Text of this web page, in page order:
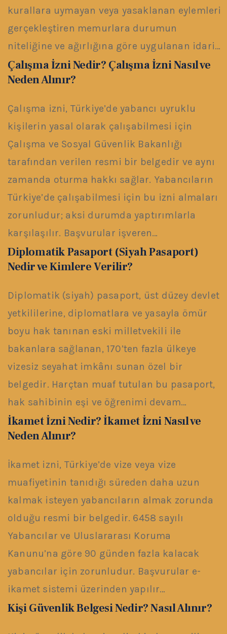
kurallara uymayan veya yasaklanan eylemleri
gerçekleştiren memurlara durumun
niteliğine ve ağırlığına göre uygulanan idari…
Çalışma İzni Nedir? Çalışma İzni Nasıl ve
Neden Alınır?
Çalışma izni, Türkiye’de yabancı uyruklu
kişilerin yasal olarak çalışabilmesi için
Çalışma ve Sosyal Güvenlik Bakanlığı
tarafından verilen resmi bir belgedir ve aynı
zamanda oturma hakkı sağlar. Yabancıların
Türkiye’de çalışabilmesi için bu izni almaları
zorunludur; aksi durumda yaptırımlarla
karşılaşılır. Başvurular işveren…
Diplomatik Pasaport (Siyah Pasaport)
Nedir ve Kimlere Verilir?
Diplomatik (siyah) pasaport, üst düzey devlet
yetkililerine, diplomatlara ve yasayla ömür
boyu hak tanınan eski milletvekili ile
bakanlara sağlanan, 170’ten fazla ülkeye
vizesiz seyahat imkânı sunan özel bir
belgedir. Harçtan muaf tutulan bu pasaport,
hak sahibinin eşi ve öğrenimi devam…
İkamet İzni Nedir? İkamet İzni Nasıl ve
Neden Alınır?
İkamet izni, Türkiye’de vize veya vize
muafiyetinin tanıdığı süreden daha uzun
kalmak isteyen yabancıların almak zorunda
olduğu resmi bir belgedir. 6458 sayılı
Yabancılar ve Uluslararası Koruma
Kanunu’na göre 90 günden fazla kalacak
yabancılar için zorunludur. Başvurular e-
ikamet sistemi üzerinden yapılır…
Kişi Güvenlik Belgesi Nedir? Nasıl Alınır?